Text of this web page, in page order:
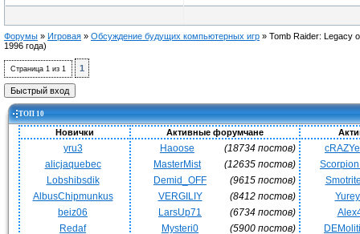
Форумы » Игровая » Обсуждение будущих компьютерных игр » Tomb Raider: Legacy
1996 года)
Страница 1 из 1 1
ТОП 10
Новички Активные форумчане
yru3
alicjaquebec
Lobshibsdik
AlbusChipmunkus
beiz06
Redaf
Haoose
(18734 постов)
MasterMist
(12635 постов)
Demid_OFF
(9615 постов)
VERGILIY
(8412 постов)
LarsUp71
(6734 постов)
Mysteri0
(5900 постов)